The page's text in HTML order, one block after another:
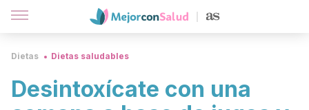
Dietas Dietas saludables
Desintoxícate con una